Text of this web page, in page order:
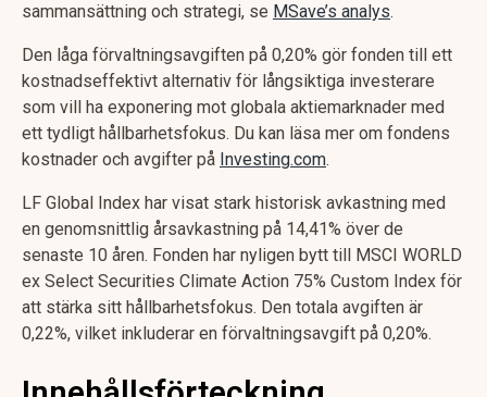
sammansättning och strategi, se MSave’s analys.
Den låga förvaltningsavgiften på 0,20% gör fonden till ett
kostnadseffektivt alternativ för långsiktiga investerare
som vill ha exponering mot globala aktiemarknader med
ett tydligt hållbarhetsfokus. Du kan läsa mer om fondens
kostnader och avgifter på Investing.com.
LF Global Index har visat stark historisk avkastning med
en genomsnittlig årsavkastning på 14,41% över de
senaste 10 åren. Fonden har nyligen bytt till MSCI WORLD
ex Select Securities Climate Action 75% Custom Index för
att stärka sitt hållbarhetsfokus. Den totala avgiften är
0,22%, vilket inkluderar en förvaltningsavgift på 0,20%.